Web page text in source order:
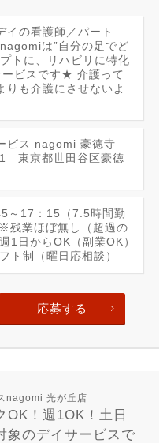
イの看護師／パート
は”自分の足でど
トに、リハビリに特化
ービスです★ 介護って
りも介護にさせないよ
ビス nagomi 豪徳寺
東京都世田谷区豪徳
～17：15（7.5時間勤
業ほぼ無し（超過の
1日からOK（副業OK）
ト制（曜日応相談）
応募する
nagomi 光が丘店
OK！週1OK！土日
象のデイサービスで